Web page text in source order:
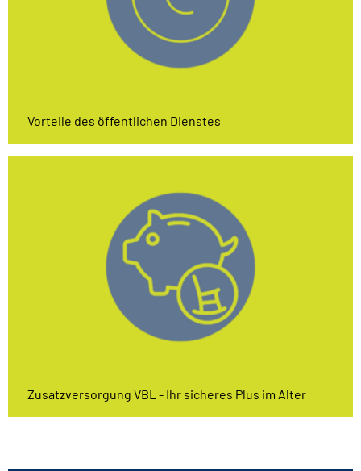
Vorteile des öffentlichen Dienstes
Zusatzversorgung VBL - Ihr sicheres Plus im Alter